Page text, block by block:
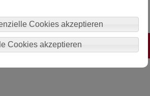
Cookies akzeptieren
Cookies akzeptieren